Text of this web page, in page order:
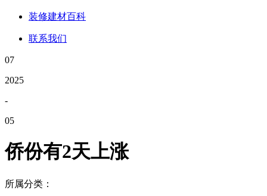
装修建材百科
联系我们
07
2025
-
05
侨份有2天上涨
所属分类：